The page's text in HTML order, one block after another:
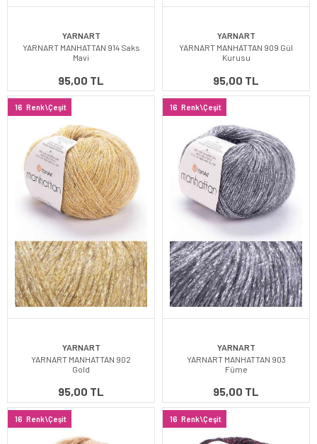
YARNART
YARNART MANHATTAN 914 Saks
Mavi
95,00 TL
YARNART
YARNART MANHATTAN 909 Gül
Kurusu
95,00 TL
16 Renk\Çeşit
YARNART
YARNART MANHATTAN 902
Gold
95,00 TL
16 Renk\Çeşit
YARNART
YARNART MANHATTAN 903
Füme
95,00 TL
16 Renk\Çeşit 16 Renk\Çeşit